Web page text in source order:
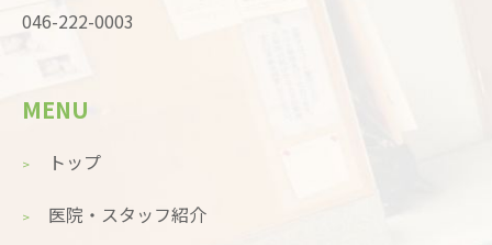
046-222-0003
MENU
トップ
医院・スタッフ紹介